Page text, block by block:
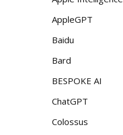
AppleGPT
Baidu
Bard
BESPOKE AI
ChatGPT
Colossus